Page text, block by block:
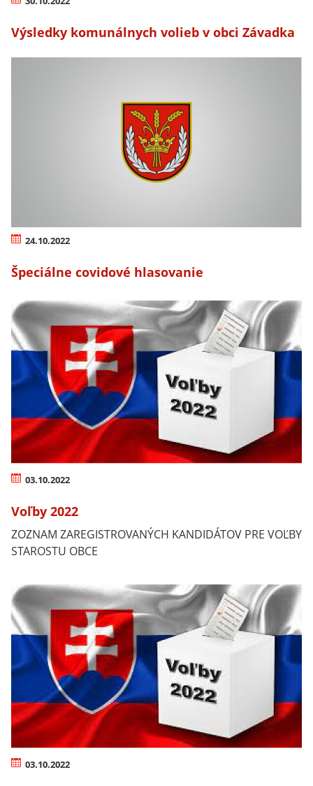
Výsledky komunálnych volieb v obci Závadka
24.10.2022
Špeciálne covidové hlasovanie
03.10.2022
Voľby 2022
​ZOZNAM ZAREGISTROVANÝCH KANDIDÁTOV PRE VOĽBY
STAROSTU OBCE
03.10.2022